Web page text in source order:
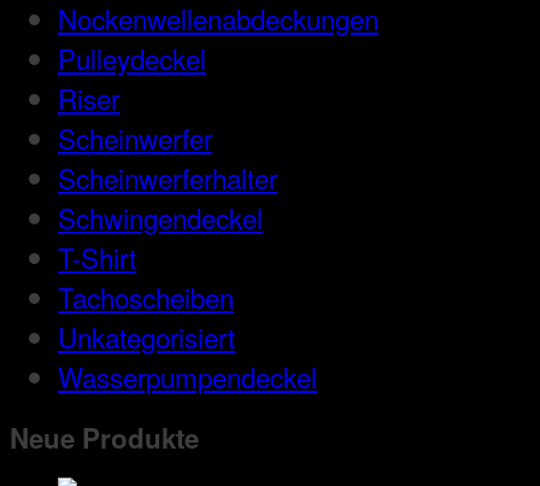
Nockenwellenabdeckungen
Pulleydeckel
Riser
Scheinwerfer
Scheinwerferhalter
Schwingendeckel
T-Shirt
Tachoscheiben
Unkategorisiert
Wasserpumpendeckel
Neue Produkte